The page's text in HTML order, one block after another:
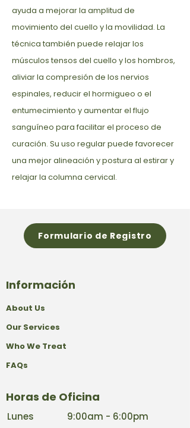
ayuda a mejorar la amplitud de
movimiento del cuello y la movilidad. La
técnica también puede relajar los
músculos tensos del cuello y los hombros,
aliviar la compresión de los nervios
espinales, reducir el hormigueo o el
entumecimiento y aumentar el flujo
sanguíneo para facilitar el proceso de
curación. Su uso regular puede favorecer
una mejor alineación y postura al estirar y
relajar la columna cervical.
Formulario de Registro
Información
About Us
Our Services
Who We Treat
FAQs
Horas de Oficina
Lunes
9:00am - 6:00pm